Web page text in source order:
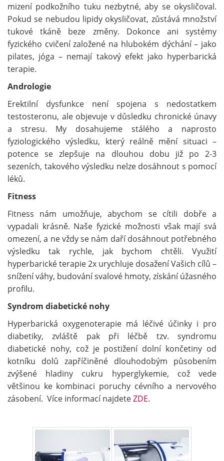
mizení podkožního tuku nezbytné, aby se okysličoval.
Pokud se nebudou lipidy okysličovat, zůstává množství
tukové tkáně beze změny. Dokonce ani systémy
fyzického cvičení založené na hlubokém dýchání – jako
pilates, jóga – nemají takový efekt jako hyperbarická
terapie.
Andrologie
Erektilní dysfunkce není spojena s nedostatkem
testosteronu, ale objevuje v důsledku chronické únavy
a stresu. My dosahujeme stálého a naprosto
fyziologického výsledku, který reálně mění situaci –
potence se zlepšuje na dlouhou dobu již po 2-3
sezeních, takového výsledku nelze dosáhnout s pomocí
léků.
Fitness
Fitness nám umožňuje, abychom se cítili dobře a
vypadali krásně. Naše fyzické možnosti však mají svá
omezení, a ne vždy se nám daří dosáhnout potřebného
výsledku tak rychle, jak bychom chtěli. Využití
hyperbarické terapie 2x urychluje dosažení Vašich cílů –
snížení váhy, budování svalové hmoty, získání úžasného
profilu.
Syndrom diabetické nohy
Hyperbarická oxygenoterapie má léčivé účinky i pro
diabetiky, zvláště pak při léčbě tzv. syndromu
diabetické nohy, což je postižení dolní končetiny od
kotníku dolů zapříčiněné dlouhodobým působením
zvýšené hladiny cukru hyperglykemie, což vede
většinou ke kombinaci poruchy cévního a nervového
zásobení. Více informací najdeteZDE.